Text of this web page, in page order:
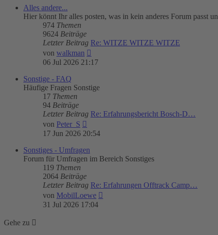
Alles andere...
Hier könnt Ihr alles posten, was in kein anderes Forum passt
974 Themen
9624 Beiträge
Letzter Beitrag Re: WITZE WITZE WITZE
von walkman
Beitrag
06 Jul 2026 21:17
Sonstige - FAQ
Häufige Fragen Sonstige
17 Themen
94 Beiträge
Letzter Beitrag Re: Erfahrungsbericht Bosch-D…
von Peter_S
Beitrag
17 Jun 2026 20:54
Sonstiges - Umfragen
Forum für Umfragen im Bereich Sonstiges
119 Themen
2064 Beiträge
Letzter Beitrag Re: Erfahrungen Offtrack Camp…
von MobilLoewe
31 Jul 2026 17:04
Gehe zu